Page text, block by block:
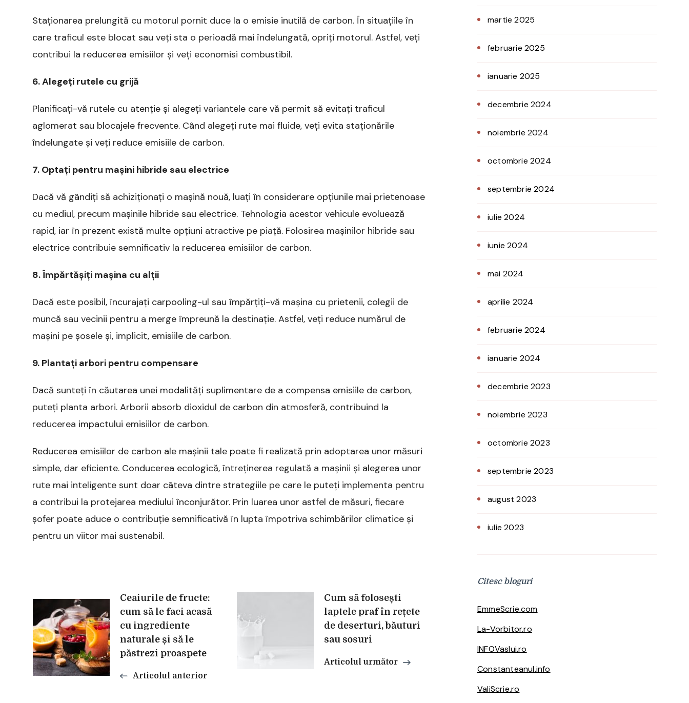
Staționarea prelungită cu motorul pornit duce la o emisie inutilă de carbon. În situațiile în
care traficul este blocat sau veți sta o perioadă mai îndelungată, opriți motorul. Astfel, veți
contribui la reducerea emisiilor și veți economisi combustibil.
6. Alegeți rutele cu grijă
Planificați-vă rutele cu atenție și alegeți variantele care vă permit să evitați traficul
aglomerat sau blocajele frecvente. Când alegeți rute mai fluide, veți evita staționările
îndelungate și veți reduce emisiile de carbon.
7. Optați pentru mașini hibride sau electrice
Dacă vă gândiți să achiziționați o mașină nouă, luați în considerare opțiunile mai prietenoase
cu mediul, precum mașinile hibride sau electrice. Tehnologia acestor vehicule evoluează
rapid, iar în prezent există multe opțiuni atractive pe piață. Folosirea mașinilor hibride sau
electrice contribuie semnificativ la reducerea emisiilor de carbon.
8. Împărtășiți mașina cu alții
Dacă este posibil, încurajați carpooling-ul sau împărțiți-vă mașina cu prietenii, colegii de
muncă sau vecinii pentru a merge împreună la destinație. Astfel, veți reduce numărul de
mașini pe șosele și, implicit, emisiile de carbon.
9. Plantați arbori pentru compensare
Dacă sunteți în căutarea unei modalități suplimentare de a compensa emisiile de carbon,
puteți planta arbori. Arborii absorb dioxidul de carbon din atmosferă, contribuind la
reducerea impactului emisiilor de carbon.
Reducerea emisiilor de carbon ale mașinii tale poate fi realizată prin adoptarea unor măsuri
simple, dar eficiente. Conducerea ecologică, întreținerea regulată a mașinii și alegerea unor
rute mai inteligente sunt doar câteva dintre strategiile pe care le puteți implementa pentru
a contribui la protejarea mediului înconjurător. Prin luarea unor astfel de măsuri, fiecare
șofer poate aduce o contribuție semnificativă în lupta împotriva schimbărilor climatice și
pentru un viitor mai sustenabil.
Navigare
în
articole
Ceaiurile de fructe:
cum să le faci acasă
cu ingrediente
naturale și să le
păstrezi proaspete
Articolul anterior
Cum să folosești
laptele praf în rețete
de deserturi, băuturi
sau sosuri
Articolul următor
martie 2025
februarie 2025
ianuarie 2025
decembrie 2024
noiembrie 2024
octombrie 2024
septembrie 2024
iulie 2024
iunie 2024
mai 2024
aprilie 2024
februarie 2024
ianuarie 2024
decembrie 2023
noiembrie 2023
octombrie 2023
septembrie 2023
august 2023
iulie 2023
Citesc bloguri
EmmeScrie.com
La-Vorbitor.ro
INFOVaslui.ro
Constanteanul.info
ValiScrie.ro